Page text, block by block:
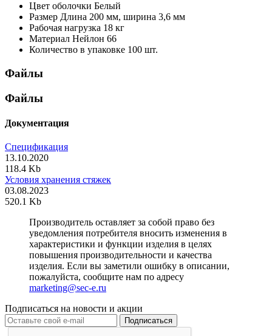
Цвет оболочки Белый
Размер Длина 200 мм, ширина 3,6 мм
Рабочая нагрузка 18 кг
Материал Нейлон 66
Количество в упаковке 100 шт.
Файлы
Файлы
Документация
Спецификация
13.10.2020
118.4 Kb
Условия хранения стяжек
03.08.2023
520.1 Kb
Производитель оставляет за собой право без
уведомления потребителя вносить изменения в
характеристики и функции изделия в целях
повышения производительности и качества
изделия. Если вы заметили ошибку в описании,
пожалуйста, сообщите нам по адресу
marketing@sec-e.ru
Подписаться на новости и акции
Подписаться